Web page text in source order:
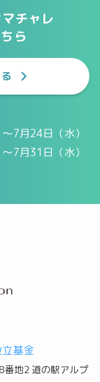
チャレ
ら
7月24日（水）
7月31日（水）
基金
地2 道の駅アルプ